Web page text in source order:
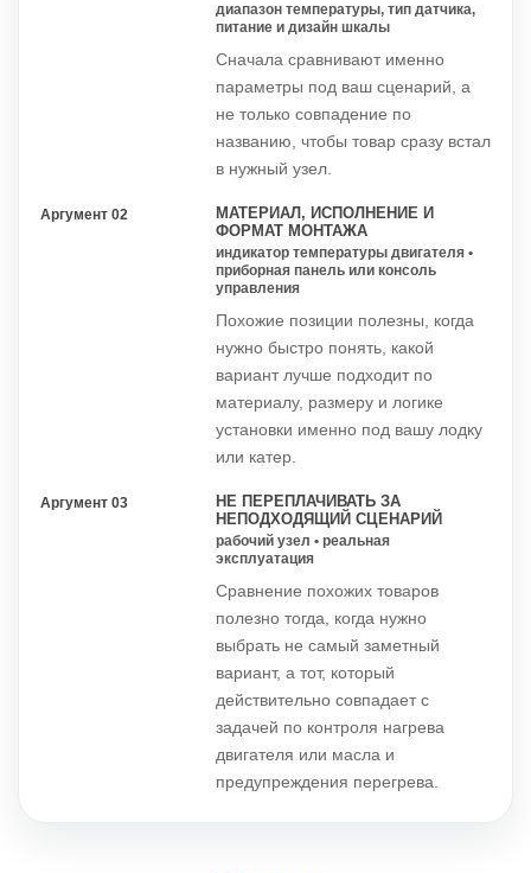
диапазон температуры, тип датчика,
питание и дизайн шкалы
Сначала сравнивают именно
параметры под ваш сценарий, а
не только совпадение по
названию, чтобы товар сразу встал
в нужный узел.
Аргумент 02
МАТЕРИАЛ, ИСПОЛНЕНИЕ И
ФОРМАТ МОНТАЖА
индикатор температуры двигателя •
приборная панель или консоль
управления
Похожие позиции полезны, когда
нужно быстро понять, какой
вариант лучше подходит по
материалу, размеру и логике
установки именно под вашу лодку
или катер.
Аргумент 03
НЕ ПЕРЕПЛАЧИВАТЬ ЗА
НЕПОДХОДЯЩИЙ СЦЕНАРИЙ
рабочий узел • реальная
эксплуатация
Сравнение похожих товаров
полезно тогда, когда нужно
выбрать не самый заметный
вариант, а тот, который
действительно совпадает с
задачей по контроля нагрева
двигателя или масла и
предупреждения перегрева.